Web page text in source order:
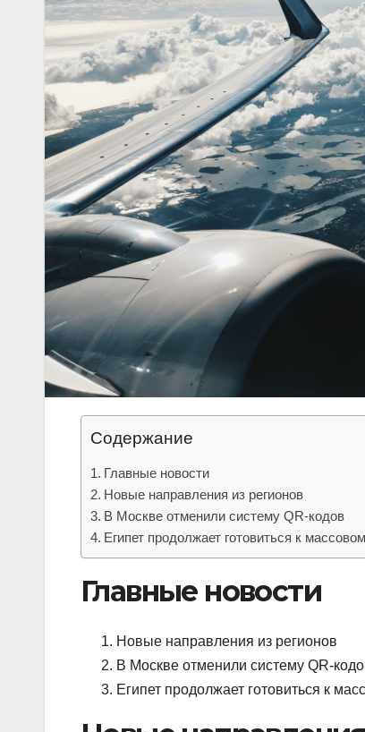
Содержание
Главные новости
Новые направления из регионов
В Москве отменили систему QR-кодов
Египет продолжает готовиться к
Главные новости
Новые направления из регионов
В Москве отменили систему QR-
Египет продолжает готовиться к